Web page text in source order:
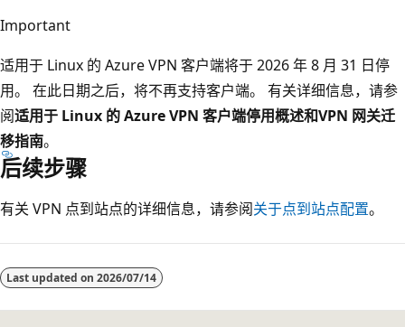
Important
适用于 Linux 的 Azure VPN 客户端将于 2026 年 8 月 31 日停
用。 在此日期之后，将不再支持客户端。 有关详细信息，请参
阅适用于 Linux 的 Azure VPN 客户端停用概述和VPN 网关迁
移指南。
后续步骤
有关 VPN 点到站点的详细信息，请参阅关于点到站点配置。
模
式
Last updated on 2026/07/14